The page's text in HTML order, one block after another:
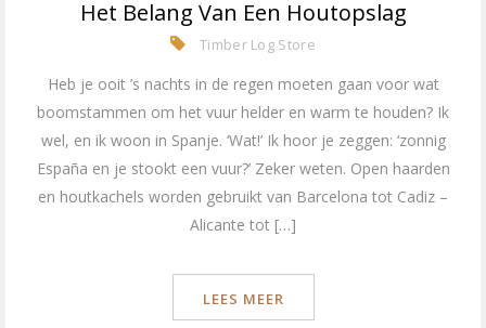
Het Belang Van Een Houtopslag
Timber Log Store
Heb je ooit ’s nachts in de regen moeten gaan voor wat
boomstammen om het vuur helder en warm te houden? Ik
wel, en ik woon in Spanje. ‘Wat!’ Ik hoor je zeggen: ‘zonnig
España en je stookt een vuur?’ Zeker weten. Open haarden
en houtkachels worden gebruikt van Barcelona tot Cadiz –
Alicante tot […]
LEES MEER